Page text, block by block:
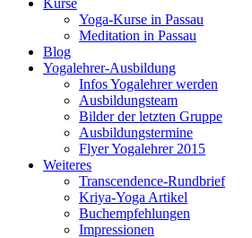
Kurse
Yoga-Kurse in Passau
Meditation in Passau
Blog
Yogalehrer-Ausbildung
Infos Yogalehrer werden
Ausbildungsteam
Bilder der letzten Gruppe
Ausbildungstermine
Flyer Yogalehrer 2015
Weiteres
Transcendence-Rundbrief
Kriya-Yoga Artikel
Buchempfehlungen
Impressionen